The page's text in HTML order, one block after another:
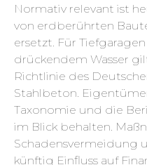
Normativ relevant ist
von erdberührten
ersetzt. Für
drückendem Wasser
Richtlinie des
Stahlbeton.
Taxonomie und die
im Blick behalten.
Schadensvermeidung
künftig Einfluss auf